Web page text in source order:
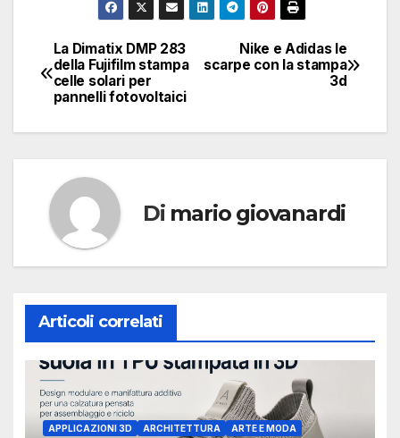
Navigazione
articoli
Nike e Adidas le
scarpe con la stampa
3d
La Dimatix DMP 283
della Fujifilm stampa
celle solari per
pannelli fotovoltaici
Di mario giovanardi
Articoli correlati
APPLICAZIONI 3D ARCHITETTURA ARTE E MODA